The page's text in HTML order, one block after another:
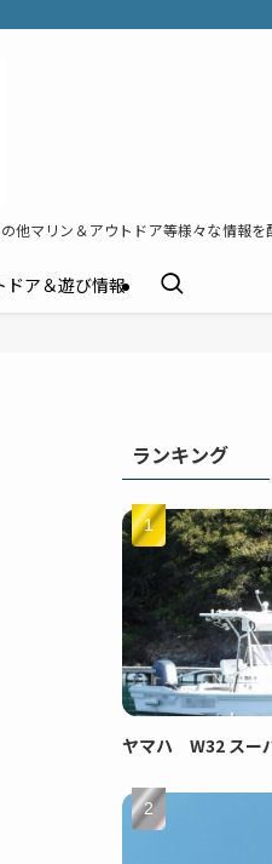
マリン＆アウトドア等様々な情報を
ドア＆遊び情報
ランキング
ヤマハ W32 スー